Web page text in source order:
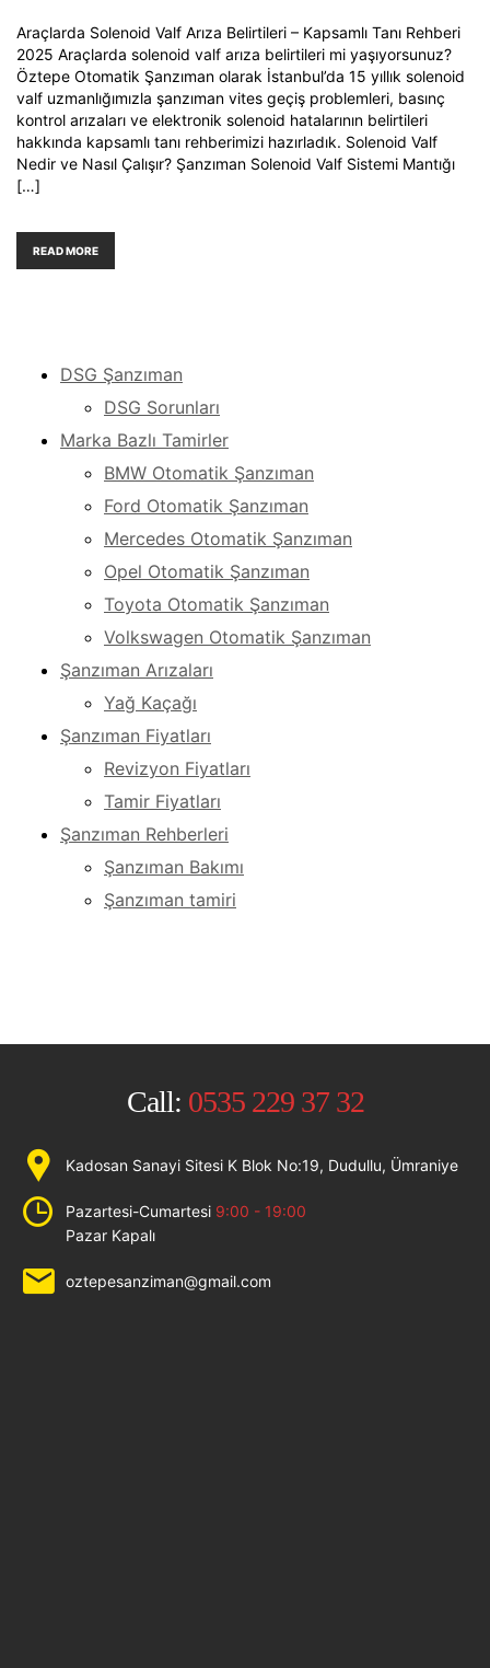
Araçlarda Solenoid Valf Arıza Belirtileri – Kapsamlı Tanı Rehberi
2025 Araçlarda solenoid valf arıza belirtileri mi yaşıyorsunuz?
Öztepe Otomatik Şanzıman olarak İstanbul’da 15 yıllık solenoid
valf uzmanlığımızla şanzıman vites geçiş problemleri, basınç
kontrol arızaları ve elektronik solenoid hatalarının belirtileri
hakkında kapsamlı tanı rehberimizi hazırladık. Solenoid Valf
Nedir ve Nasıl Çalışır? Şanzıman Solenoid Valf Sistemi Mantığı
[…]
READ MORE
DSG Şanzıman
DSG Sorunları
Marka Bazlı Tamirler
BMW Otomatik Şanzıman
Ford Otomatik Şanzıman
Mercedes Otomatik Şanzıman
Opel Otomatik Şanzıman
Toyota Otomatik Şanzıman
Volkswagen Otomatik Şanzıman
Şanzıman Arızaları
Yağ Kaçağı
Şanzıman Fiyatları
Revizyon Fiyatları
Tamir Fiyatları
Şanzıman Rehberleri
Şanzıman Bakımı
Şanzıman tamiri
Call: 0535 229 37 32
Kadosan Sanayi Sitesi K Blok No:19, Dudullu, Ümraniye
Pazartesi-Cumartesi 9:00 - 19:00
Pazar Kapalı
oztepesanziman@gmail.com